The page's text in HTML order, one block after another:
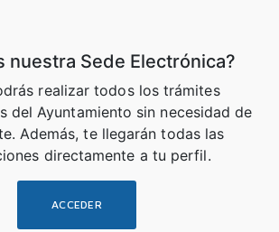
nuestra Sede Electrónica?
realizar todos los trámites
del Ayuntamiento sin necesidad de
Además, te llegarán todas las
directamente a tu perfil.
ACCEDER